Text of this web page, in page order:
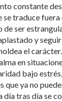
constante
se traduce
de ser
y
el
en
bajo
que ya no
día tras día se